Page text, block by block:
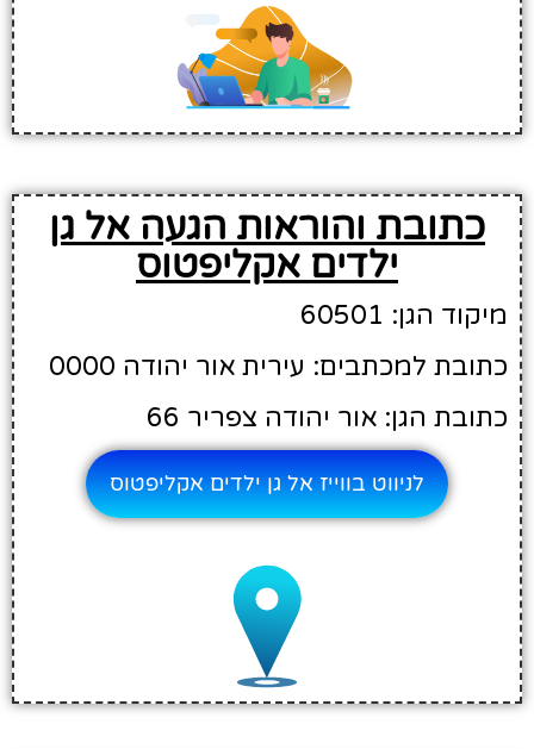
כתובת והוראות הגעה אל גן
ילדים אקליפטוס
מיקוד הגן: 60501
כתובת למכתבים: עירית אור יהודה 0000
כתובת הגן: אור יהודה צפריר 66
לניווט בווייז אל גן ילדים אקליפטוס